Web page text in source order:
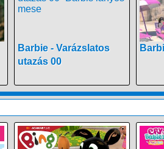
Barbie - Varázslatos
utazás 00